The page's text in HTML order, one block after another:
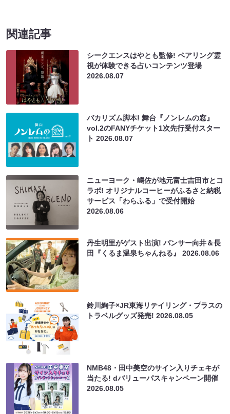
関連記事
シークエンスはやとも監修! ペアリング霊
視が体験できる占いコンテンツ登場
2026.08.07
バカリズム脚本! 舞台『ノンレムの窓』
vol.2のFANYチケット1次先行受付スター
ト2026.08.07
ニューヨーク・嶋佐が地元富士吉田市とコ
ラボ! オリジナルコーヒーがふるさと納税
サービス「わらふる」で受付開始
2026.08.06
丹生明里がゲスト出演! パンサー向井＆長
田『くるま温泉ちゃんねる』2026.08.06
鈴川絢子×JR東海リテイリング・プラスの
トラベルグッズ発売!2026.08.05
NMB48・田中美空のサイン入りチェキが
当たる! dバリューパスキャンペーン開催
2026.08.05